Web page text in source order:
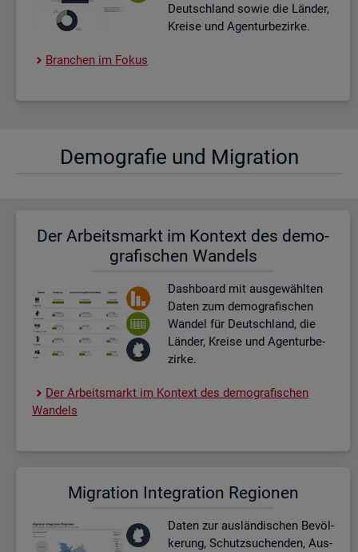
Deutsch­land sowie die Län­der,
Krei­se und Agen­tur­be­zir­ke.
Bran­chen im Fokus
De­mo­gra­fie und Mi­gra­ti­on
Der Ar­beits­markt im Kon­text des de­mo­
gra­fi­schen Wan­dels
Dash­board mit aus­ge­wähl­ten
Daten zum de­mo­gra­fi­schen
Wan­del für Deutsch­land, die
Län­der, Krei­se und Agen­tur­be­
zir­ke.
Der Ar­beits­markt im Kon­text des de­mo­gra­fi­schen
Wan­dels
Mi­gra­ti­on In­te­gra­ti­on Re­gio­nen
Daten zur aus­län­di­schen Be­völ­
ke­rung, Schutz­su­chen­den, Aus­